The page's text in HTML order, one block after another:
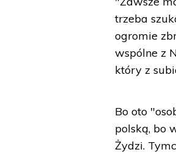
trzeba
ogromie
wspólne z
który z
Bo oto
polską, bo
Żydzi.